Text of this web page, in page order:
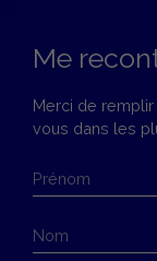
Menu
Me
Merci de
vous dans les
Prénom
Nom